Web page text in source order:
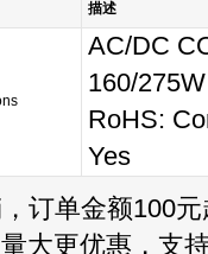
描述
AC/DC
160/275W
RoHS:
Yes
订单金额100元
大更优惠，支